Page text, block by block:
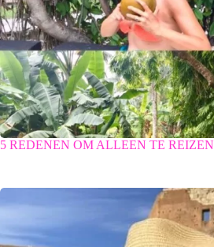
5 REDENEN OM ALLEEN TE REIZEN